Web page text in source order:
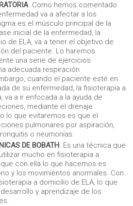
. Como hemos comentado
va a afectar a los
es el músculo principal de la
inicial de la enfermedad, la
de ELA, va a tener el objetivo de
del paciente. Lo haremos
una serie de ejercicios
adecuada respiración
cuando el paciente esté en
de su enfermedad, la fisioterapia a
va a ir enfocada a la ayuda de
mediante el drenaje
lo que evitaremos es que el
pulmonares por aspiración,
o neumonías.
DE BOBATH. Es una técnica que
mucho en fisioterapia a
con ella lo que hacemos es
y los movimientos anormales. Con
a domicilio de ELA, lo que
y aprendizaje de los